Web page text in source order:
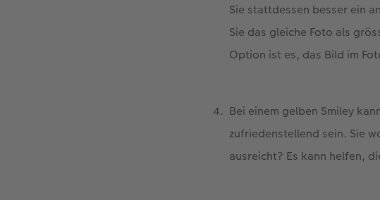
Sie stattdessen besser ein
Sie das gleiche Foto als
Option ist es, das Bild im
Bei einem gelben Smiley
zufriedenstellend sein. Sie
ausreicht? Es kann helfen,